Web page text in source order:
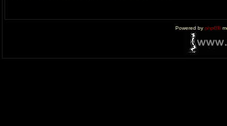
Powered by phpBB